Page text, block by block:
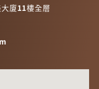
廈11樓全層